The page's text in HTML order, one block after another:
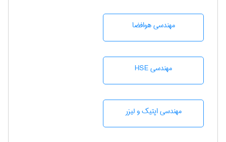
مهندسی هوافضا
مهندسی HSE
مهندسی اپتیک و لیزر